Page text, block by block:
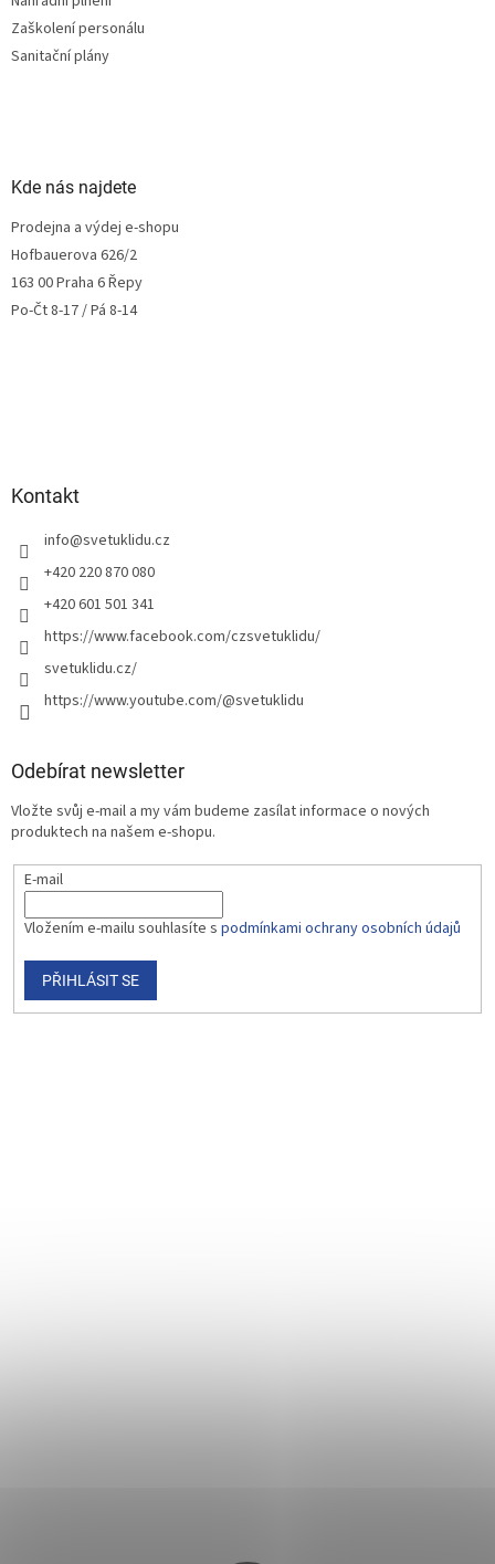
Zaškolení personálu
Sanitační plány
Kde nás najdete
Prodejna a výdej e-shopu
Hofbauerova 626/2
163 00 Praha 6 Řepy
Po-Čt 8-17 / Pá 8-14
Kontakt
info@svetuklidu.cz
+420 220 870 080
+420 601 501 341
https://www.facebook.com/czsvetuklidu/
svetuklidu.cz/
https://www.youtube.com/@svetuklidu
Odebírat newsletter
Vložte svůj e-mail a my vám budeme zasílat informace o nových
produktech na našem e-shopu.
E-mail
Vložením e-mailu souhlasíte s podmínkami ochrany osobních údajů
PŘIHLÁSIT SE